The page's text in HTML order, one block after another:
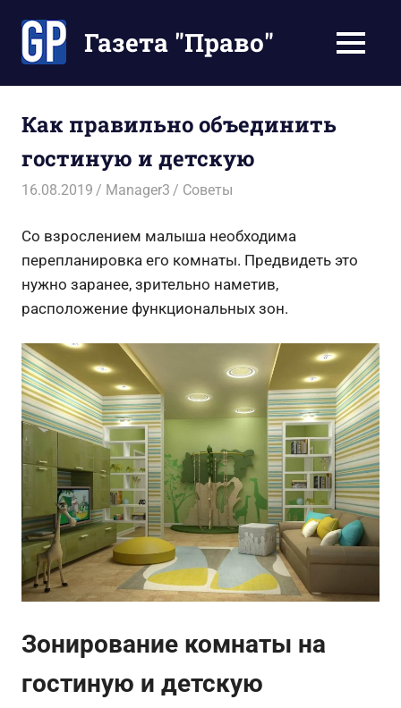
содержимомуГазета "Право"
экономят
Ваше
время
МЕНЮ
Как правильно объединить
гостиную и детскую
16.08.2019 Manager3 Советы
Со взрослением малыша необходима
перепланировка его комнаты. Предвидеть это
нужно заранее, зрительно наметив,
расположение функциональных зон.
Зонирование комнаты на
гостиную и детскую